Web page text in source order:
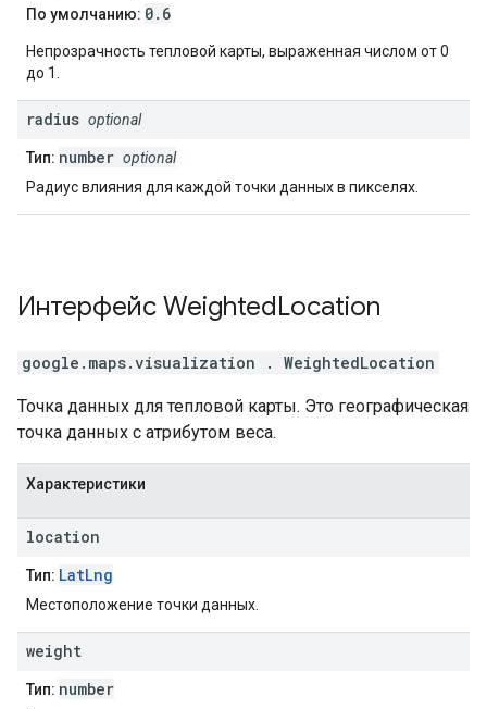
По умолчанию: 0.6
Непрозрачность тепловой карты, выраженная числом от 0
до 1.
radius optional
Тип: number optional
Радиус влияния для каждой точки данных в пикселях.
Интерфейс WeightedLocation
google.maps.visualization . WeightedLocation
Точка данных для тепловой карты. Это географическая
точка данных с атрибутом веса.
Характеристики
location
Тип: LatLng
Местоположение точки данных.
weight
Тип: number